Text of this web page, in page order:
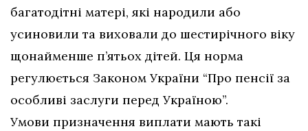
багатодітні матері, які народили або
усиновили та виховали до шестирічного віку
щонайменше п’ятьох дітей. Ця норма
регулюється Законом України “Про пенсії за
особливі заслуги перед Україною”.
Умови призначення виплати мають такі